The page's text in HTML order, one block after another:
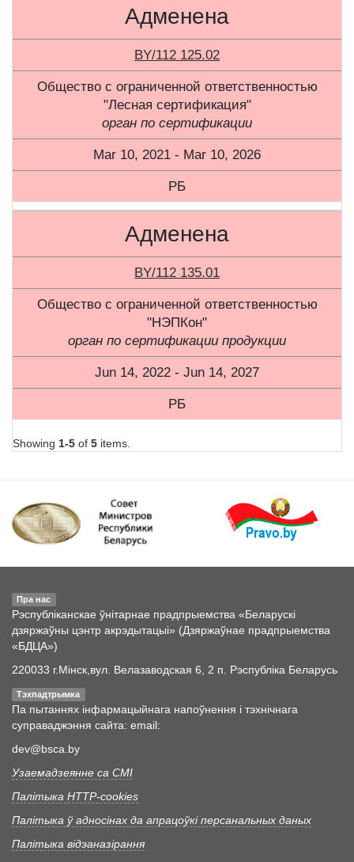
Адменена
BY/112 125.02
Общество с ограниченной ответственностью
"Лесная сертификация"
орган по сертификации
Mar 10, 2021 - Mar 10, 2026
РБ
Адменена
BY/112 135.01
Общество с ограниченной ответственностью
"НЭПКон"
орган по сертификации продукции
Jun 14, 2022 - Jun 14, 2027
РБ
Showing 1-5 of 5 items.
Пра нас
Рэспубліканскае ўнітарнае прадпрыемства «Беларускі
дзяржаўны цэнтр акрэдытацыі» (Дзяржаўнае прадпрыемства
«БДЦА»)
220033 г.Мінск,вул. Велазаводская 6, 2 п. Рэспубліка Беларусь
Тэхпадтрымка
Па пытаннях інфармацыйнага напоўнення і тэхнічнага
суправаджэння сайта: email:
dev@bsca.by
Узаемадзеянне са СМІ
Палітыка HTTP-cookies
Палітыка ў адносінах да апрацоўкі персанальных даных
Палітыка відэаназірання